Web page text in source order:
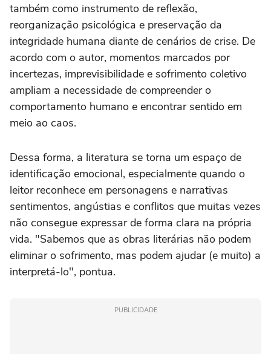
também como instrumento de reflexão,
reorganização psicológica e preservação da
integridade humana diante de cenários de crise. De
acordo com o autor, momentos marcados por
incertezas, imprevisibilidade e sofrimento coletivo
ampliam a necessidade de compreender o
comportamento humano e encontrar sentido em
meio ao caos.
Dessa forma, a literatura se torna um espaço de
identificação emocional, especialmente quando o
leitor reconhece em personagens e narrativas
sentimentos, angústias e conflitos que muitas vezes
não consegue expressar de forma clara na própria
vida. "Sabemos que as obras literárias não podem
eliminar o sofrimento, mas podem ajudar (e muito) a
interpretá-lo", pontua.
PUBLICIDADE